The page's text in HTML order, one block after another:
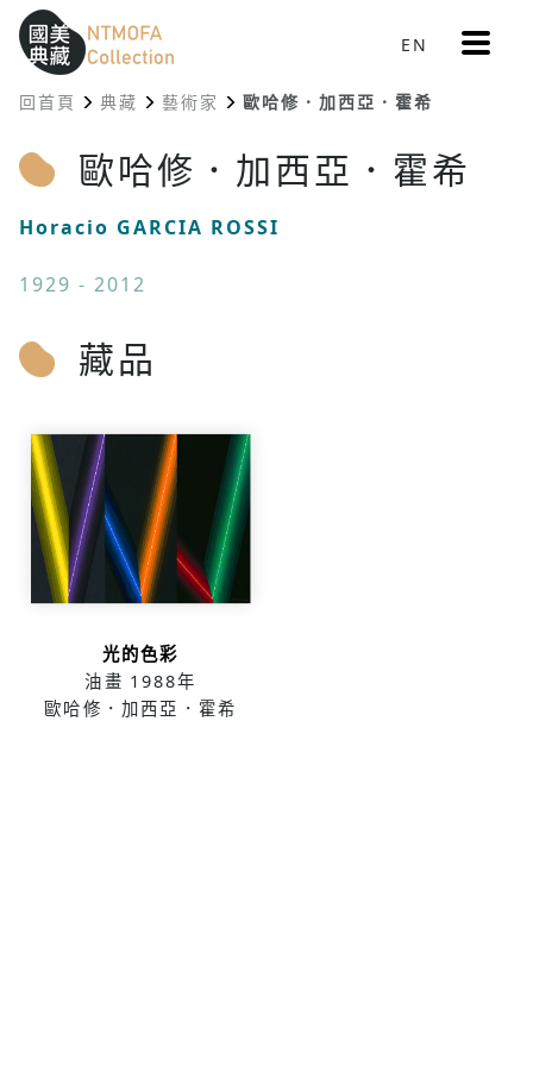
跳到中間主要內容區
網站導覽
::: EN 更
多
:::
回首頁 典藏 藝術家 歐哈修．加西亞．霍希
歐哈修．加西亞．霍希
Horacio GARCIA ROSSI
1929 - 2012
藏品
光的色彩
油畫 1988年
歐哈修．加西亞．霍希